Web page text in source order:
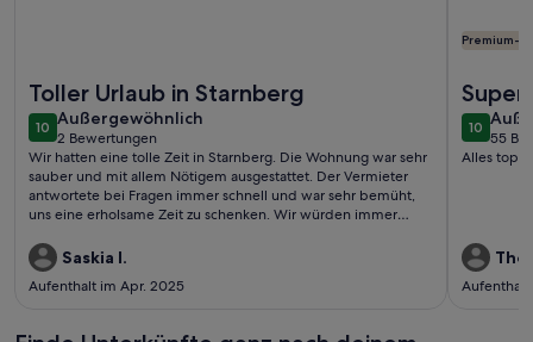
Toller Urlaub in Starnberg
1010 von 10
Außergewöhnlich
außergewöhnlich
2 Bewertungen
(2
bewertungen)
Wir hatten eine tolle Zeit in Starnberg. Die Wohnung war sehr
sauber und mit allem Nötigem ausgestattet. Der Vermieter
antwortete bei Fragen immer schnell und war sehr bemüht,
uns eine erholsame Zeit zu schenken. Wir würden immer
Saskia I.
Aufenthalt im Apr. 2025
Premium-
1010 von
55
(55
Alles